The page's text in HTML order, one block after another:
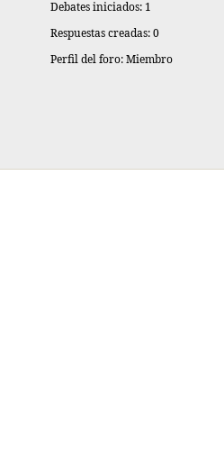
Debates iniciados: 1
Respuestas creadas: 0
Perfil del foro: Miembro